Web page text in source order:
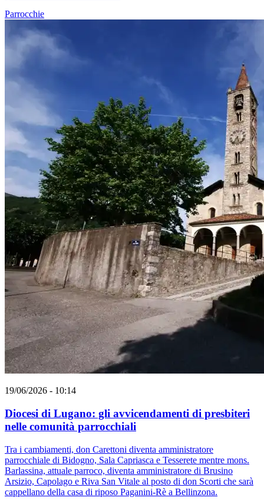
Parrocchie
19/06/2026 - 10:14
Diocesi di Lugano: gli avvicendamenti di presbiteri
nelle comunità parrocchiali
Tra i cambiamenti, don Carettoni diventa amministratore
parrocchiale di Bidogno, Sala Capriasca e Tesserete mentre mons.
Barlassina, attuale parroco, diventa amministratore di Brusino
Arsizio, Capolago e Riva San Vitale al posto di don Scorti che sarà
cappellano della casa di riposo Paganini-Rè a Bellinzona.